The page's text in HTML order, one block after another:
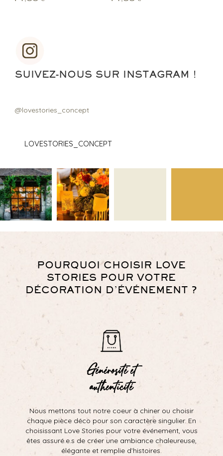
SUIVEZ-NOUS SUR INSTAGRAM !
@lovestories_concept
LOVESTORIES_CONCEPT
POURQUOI CHOISIR LOVE
STORIES POUR VOTRE
DÉCORATION D’ÉVÉNEMENT ?
Générosité et
authenticité
Nous mettons tout notre coeur à chiner ou choisir
chaque pièce déco pour son caractère singulier. En
choisissant Love Stories pour votre événement, vous
êtes assuré.e.s de créer une ambiance chaleureuse,
élégante et remplie d’histoires.